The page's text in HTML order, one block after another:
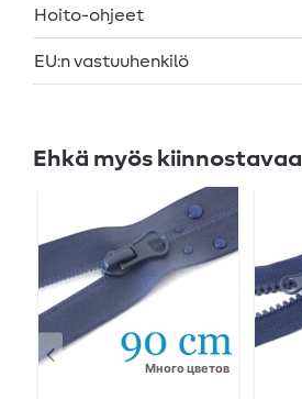
Hoito-ohjeet
EU:n vastuuhenkilö
Ehkä myös kiinnostavaa
Много цветов